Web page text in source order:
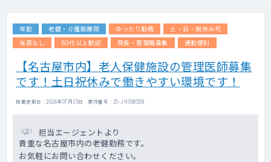
常勤 老健・介護医療院 ゆったり勤務
土・日・祝休み可
当直なし
60代以上歓迎 院長・管理職募集 通勤便利
【名古屋市内】老人保健施設の管理医師募集
です！土日祝休みで働きやすい環境です！
掲載更新日 : 2026年07月15日 案件番号 : 25-JH308558
担当エージェントより
貴重な名古屋市内の老健勤務です。
お気軽にお問い合わせください。